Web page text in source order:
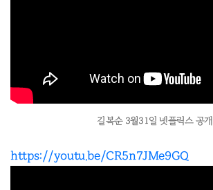
길복순 3월31일 넷플릭스 공개
https://youtu.be/CR5n7JMe9GQ